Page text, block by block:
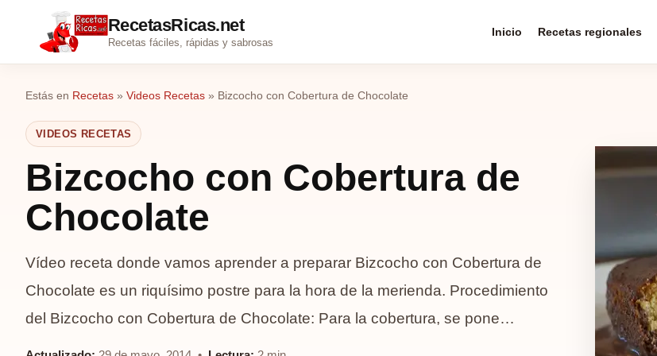
RecetasRicas.net
Recetas fáciles, rápidas y sabrosas
Inicio Recetas regionales
Estás en Recetas » Videos Recetas » Bizcocho con Cobertura de Chocolate
VIDEOS RECETAS
Bizcocho con Cobertura de
Chocolate
Vídeo receta donde vamos aprender a preparar Bizcocho con Cobertura de
Chocolate es un riquísimo postre para la hora de la merienda. Procedimiento
del Bizcocho con Cobertura de Chocolate: Para la cobertura, se pone…